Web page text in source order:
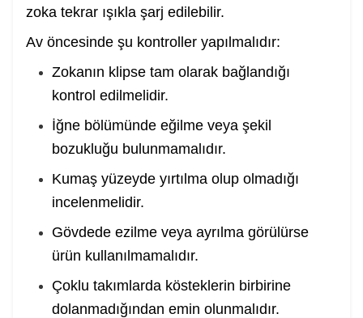
zoka tekrar ışıkla şarj edilebilir.
Av öncesinde şu kontroller yapılmalıdır:
Zokanın klipse tam olarak bağlandığı
kontrol edilmelidir.
İğne bölümünde eğilme veya şekil
bozukluğu bulunmamalıdır.
Kumaş yüzeyde yırtılma olup olmadığı
incelenmelidir.
Gövdede ezilme veya ayrılma görülürse
ürün kullanılmamalıdır.
Çoklu takımlarda kösteklerin birbirine
dolanmadığından emin olunmalıdır.